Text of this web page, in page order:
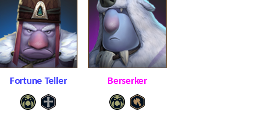
Fortune Teller Berserker